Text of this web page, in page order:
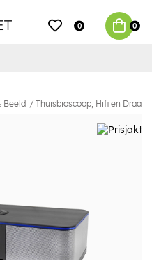
0 0
Beeld Thuisbioscoop, Hifi en